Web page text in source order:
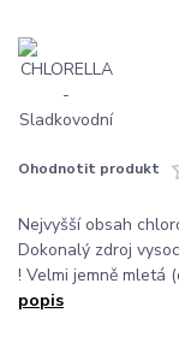
Ohodnotit produkt
Nejvyšší obsah
Dokonalý zdroj
! Velmi jemně mletá
popis